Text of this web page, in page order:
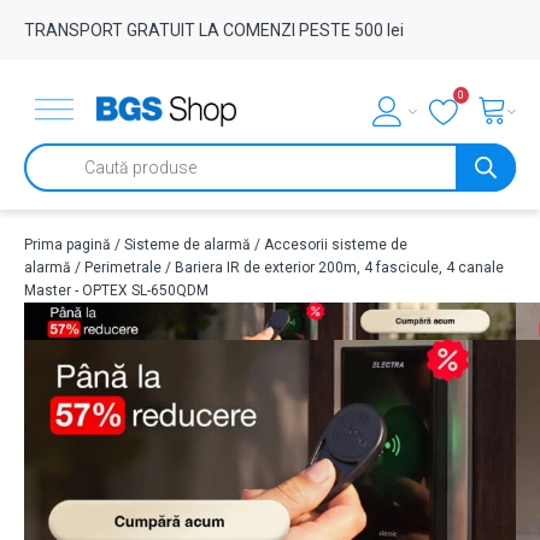
TRANSPORT GRATUIT LA COMENZI PESTE 500 lei
0
Products
search
Prima pagină / Sisteme de alarmă / Accesorii sisteme de
alarmă / Perimetrale / Bariera IR de exterior 200m, 4 fascicule, 4 canale
Master - OPTEX SL-650QDM